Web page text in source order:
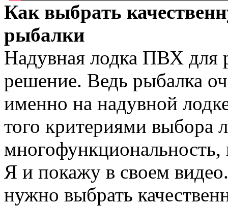
Как выбрать
рыбалки
Надувная лодка ПВХ для
решение. Ведь рыбалка
именно на надувной
того критериями выбора
многофункциональность,
Я и покажу в своем
нужно выбрать